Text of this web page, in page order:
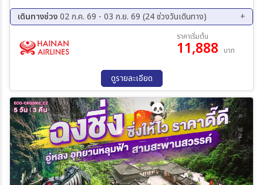
เดินทางช่วง02 ก.ค. 69 - 03 ก.ย. 69 (24 ช่วงวันเดินทาง)
09 ส.ค. 69 - 12 ส.ค. 69
10 ส.ค. 69 - 13 ส.ค. 69
11 ส.ค. 69 - 14 ส.ค. 69
12 ส.ค. 69 - 15 ส.ค. 69
13 ส.ค. 69 - 16 ส.ค. 69
15 ส.ค. 69 - 18 ส.ค. 69
17 ส.ค. 69 - 20 ส.ค. 69
18 ส.ค. 69 - 21 ส.ค. 69
19 ส.ค. 69 - 22 ส.ค. 69
20 ส.ค. 69 - 23 ส.ค. 69
21 ส.ค. 69 - 24 ส.ค. 69
22 ส.ค. 69 - 25 ส.ค. 69
23 ส.ค. 69 - 26 ส.ค. 69
24 ส.ค. 69 - 27 ส.ค. 69
25 ส.ค. 69 - 28 ส.ค. 69
26 ส.ค. 69 - 29 ส.ค. 69
27 ส.ค. 69 - 30 ส.ค. 69
28 ส.ค. 69 - 31 ส.ค. 69
29 ส.ค. 69 - 01 ก.ย. 69
30 ส.ค. 69 - 02 ก.ย. 69
31 ส.ค. 69 - 03 ก.ย. 69
ราคาเริ่มต้น
11,888 บาท
ดูรายละเอียด